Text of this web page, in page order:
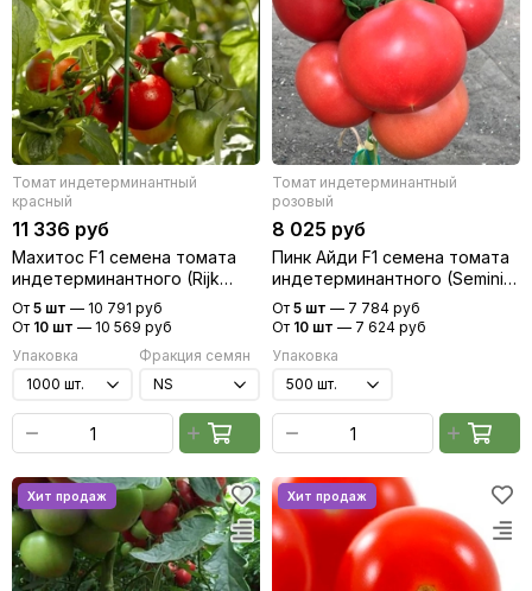
Томат индетерминантный
красный
11 336 руб
Махитос F1 семена томата
индетерминантного (Rijk
Zwaan / Райк Цваан)
От 5 шт — 10 791 руб
От 10 шт — 10 569 руб
Упаковка
Фракция семян
Томат индетерминантный
розовый
8 025 руб
Пинк Айди F1 семена томата
индетерминантного (Seminis
/ Семинис)
От 5 шт — 7 784 руб
От 10 шт — 7 624 руб
Упаковка